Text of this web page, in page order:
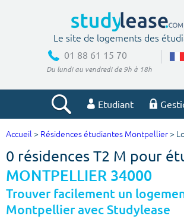
Le site de logements des
01 88 61 15 70
Du lundi au vendredi de 9h à 18h
Etudiant
Votre recherche
Ville, école
Accueil > Résidences étudiantes Montpellier >
0 résidences T2 M pour
MONTPELLIER 34000
Trouver facilement un
Montpellier avec Studylease